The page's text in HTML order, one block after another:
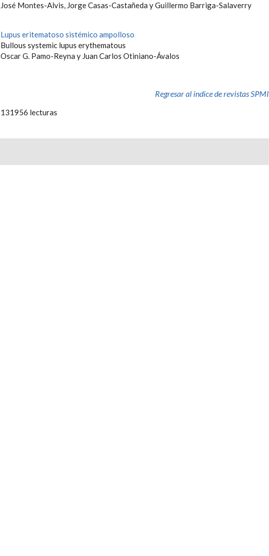
José Montes-Alvis, Jorge Casas-Castañeda y Guillermo Barriga-Salaverry
Lupus eritematoso sistémico ampolloso
Bullous systemic lupus erythematous
Oscar G. Pamo-Reyna y Juan Carlos Otiniano-Ávalos
Regresar al indice de revistas SPMI
131956 lecturas